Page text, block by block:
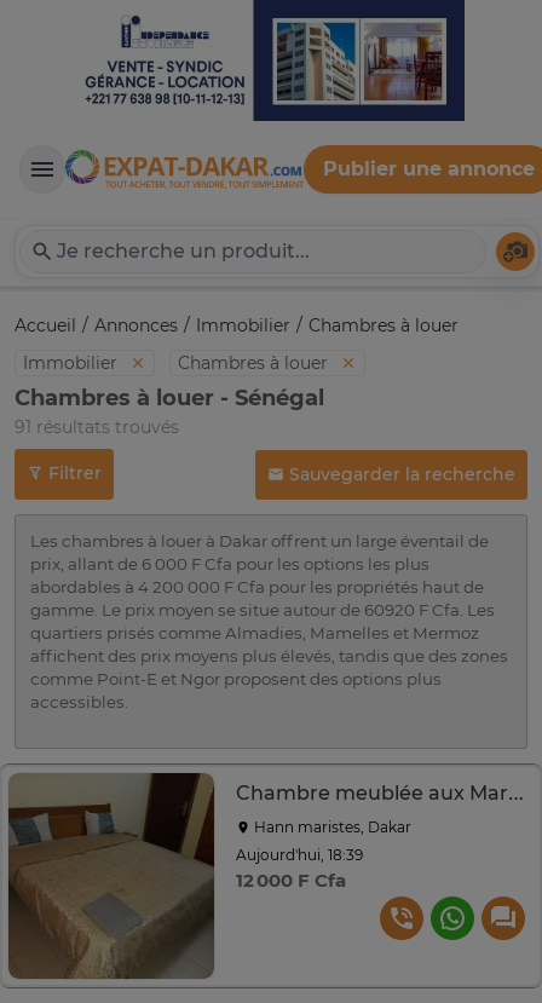
Expat-Dakar
Publier une annonce
Accueil Annonces Immobilier
Chambres à louer
Immobilier
Chambres à louer
Chambres à louer - Sénégal
91 résultats trouvés
Filtrer Sauvegarder la recherche
Les chambres à louer à Dakar offrent un large éventail de
prix, allant de 6 000 F Cfa pour les options les plus
abordables à 4 200 000 F Cfa pour les propriétés haut de
gamme. Le prix moyen se situe autour de 60920 F Cfa. Les
quartiers prisés comme Almadies, Mamelles et Mermoz
affichent des prix moyens plus élevés, tandis que des zones
comme Point-E et Ngor proposent des options plus
accessibles.
Chambre meublée aux Maristes
Hann maristes, Dakar
Aujourd'hui, 18:39
12 000 F Cfa